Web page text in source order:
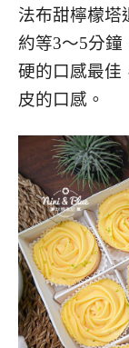
法布甜檸檬塔
約等3～5分
硬的口感最佳
皮的口感。